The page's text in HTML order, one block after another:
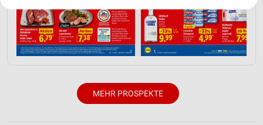
MEHR PROSPEKTE
Website/App.
Partnerliste anzeigen (1 IAB-Anbieter)
Wir nutzen Ihre Daten für folgende Zwecke:
IAB-Verarbeitungszwecke:
auf einem Endgerät